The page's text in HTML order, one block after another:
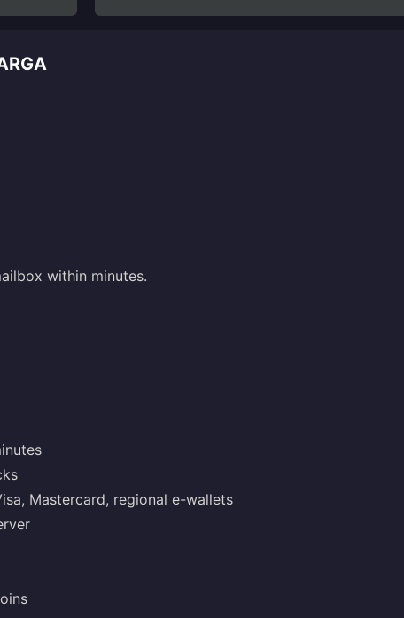
within minutes.
Mastercard, regional e-wallets